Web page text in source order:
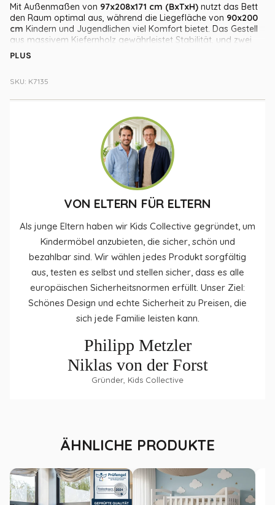
Mit Außenmaßen von 97x208x171 cm (BxTxH) nutzt das Bett
den Raum optimal aus, während die Liegefläche von 90x200
cm Kindern und Jugendlichen viel Komfort bietet. Das Gestell
aus massivem Kiefernholz gewährleistet Stabilität, und zwei
Schubladen aus MDF unter dem unteren Bett nehmen
Bettwäsche, Kuscheltiere oder Kleidung auf.
Dank des zeitlosen Designs harmoniert das Hochbett mit
benötigt kaum Stellfläche und schafft zusätzlichen Spielraum –
Alle Bauteile sind passgenau vorgebohrt und nummeriert. Mit
der klaren Schritt-für-Schritt-Anleitung gelingt der Aufbau
schnell und unkompliziert, ganz ohne Spezialwerkzeug.
: 97x208x171 cm (BxTxH); Liegefläche 90x200 cm
: Kiefer-Vollholz, Schubladen MDF
Ausstattung: 2 Schubladen, senkrechte Leiter,
Design: Platzsparendes Etagenbett – ideal fürs
Kinderzimmer
Montage: Einfache Selbstmontage mit Anleitung und
Farben : Weiß, Olivgrün, Kaschmir
PLUS
SKU: K7135
VON ELTERN FÜR ELTERN
Als junge Eltern haben wir Kids Collective gegründet, um
Kindermöbel anzubieten, die sicher, schön und
bezahlbar sind. Wir wählen jedes Produkt sorgfältig
aus, testen es selbst und stellen sicher, dass es alle
europäischen Sicherheitsnormen erfüllt. Unser Ziel:
Schönes Design und echte Sicherheit zu Preisen, die
sich jede Familie leisten kann.
Philipp Metzler
Niklas von der Forst
Gründer, Kids Collective
ÄHNLICHE PRODUKTE